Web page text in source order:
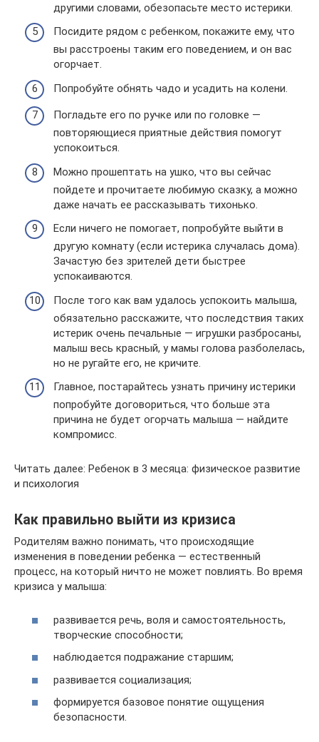
другими словами, обезопасьте место истерики.
Посидите рядом с ребенком, покажите ему, что
вы расстроены таким его поведением, и он вас
огорчает.
Попробуйте обнять чадо и усадить на колени.
Погладьте его по ручке или по головке —
повторяющиеся приятные действия помогут
успокоиться.
Можно прошептать на ушко, что вы сейчас
пойдете и прочитаете любимую сказку, а можно
даже начать ее рассказывать тихонько.
Если ничего не помогает, попробуйте выйти в
другую комнату (если истерика случалась дома).
Зачастую без зрителей дети быстрее
успокаиваются.
После того как вам удалось успокоить малыша,
обязательно расскажите, что последствия таких
истерик очень печальные — игрушки разбросаны,
малыш весь красный, у мамы голова разболелась,
но не ругайте его, не кричите.
Главное, постарайтесь узнать причину истерики
попробуйте договориться, что больше эта
причина не будет огорчать малыша — найдите
компромисс.
Читать далее: Ребенок в 3 месяца: физическое развитие
и психология
Как правильно выйти из кризиса
Родителям важно понимать, что происходящие
изменения в поведении ребенка — естественный
процесс, на который ничто не может повлиять. Во время
кризиса у малыша:
развивается речь, воля и самостоятельность,
творческие способности;
наблюдается подражание старшим;
развивается социализация;
формируется базовое понятие ощущения
безопасности.